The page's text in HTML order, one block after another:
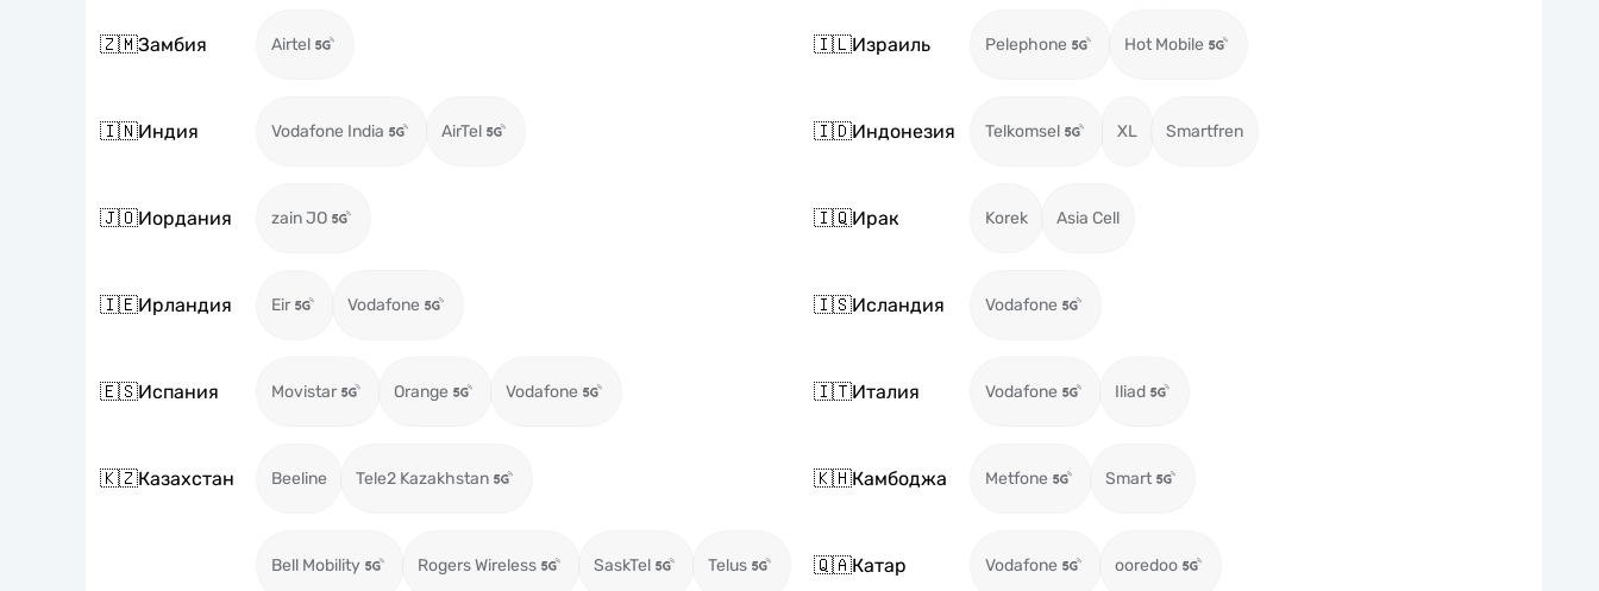
🇿🇲Замбия Airtel 🇮🇱Израиль Pelephone Hot Mobile
🇮🇳Индия Vodafone India AirTel 🇮🇩Индонезия Telkomsel XL Smartfren
🇯🇴Иордания zain JO 🇮🇶Ирак Korek Asia Cell
🇮🇪Ирландия Eir Vodafone 🇮🇸Исландия Vodafone
🇪🇸Испания Movistar Orange Vodafone 🇮🇹Италия Vodafone Iliad
🇰🇿Казахстан Beeline Tele2 Kazakhstan 🇰🇭Камбоджа Metfone Smart
Bell Mobility Rogers Wireless SaskTel Telus 🇶🇦Катар Vodafone ooredoo